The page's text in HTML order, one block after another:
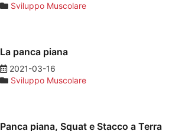
Sviluppo Muscolare
La panca piana
2021-03-16
Sviluppo Muscolare
Panca piana, Squat e Stacco a Terra